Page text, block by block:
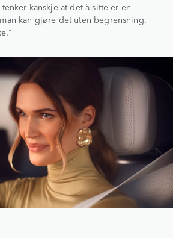
kanskje at det å sitte er en
kan gjøre det uten begrensning.